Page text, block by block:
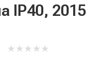
IP40, 2015